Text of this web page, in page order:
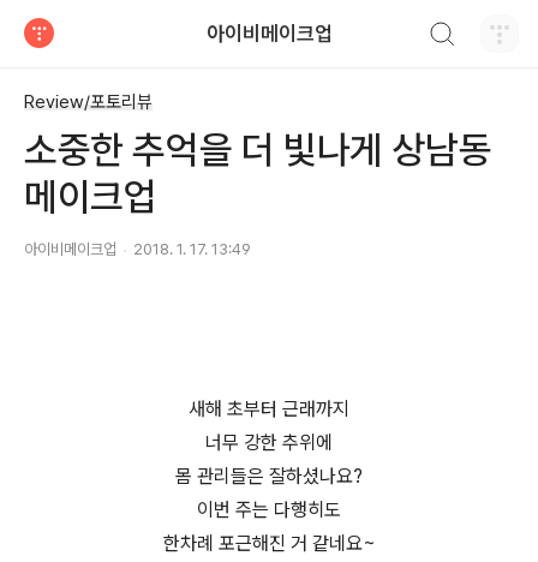
아이비메이크업
Review/포토리뷰
소중한 추억을 더 빛나게 상남동
메이크업
아이비메이크업 2018. 1. 17. 13:49
새해 초부터 근래까지
너무 강한 추위에
몸 관리들은 잘하셨나요?
이번 주는 다행히도
한차례 포근해진 거 같네요~